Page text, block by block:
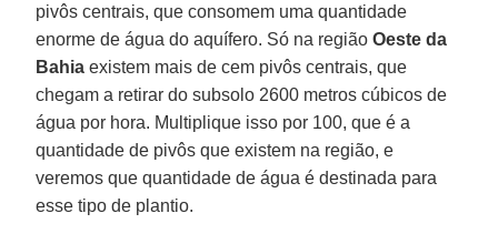
pivôs centrais, que consomem uma quantidade
enorme de água do aquífero. Só na regiãoOeste da
Bahia existem mais de cem pivôs centrais, que
chegam a retirar do subsolo 2600 metros cúbicos de
água por hora. Multiplique isso por 100, que é a
quantidade de pivôs que existem na região, e
veremos que quantidade de água é destinada para
esse tipo de plantio.